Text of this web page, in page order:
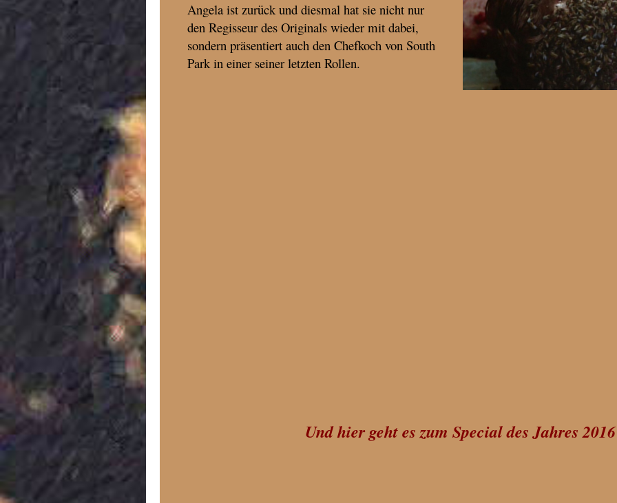
Angela ist zurück und diesmal hat sie nicht nur
den Regisseur des Originals wieder mit dabei,
sondern präsentiert auch den Chefkoch von South
Park in einer seiner letzten Rollen.
Und hier geht es zum Special des Jahres